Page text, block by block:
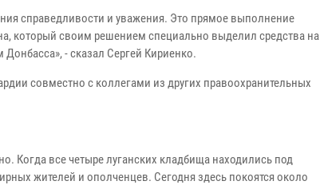
справедливости и уважения. Это прямое выполнение
который своим решением специально выделил средства на
- сказал Сергей Кириенко.
совместно с коллегами из других правоохранительных
Когда все четыре луганских кладбища находились под
жителей и ополченцев. Сегодня здесь покоятся около